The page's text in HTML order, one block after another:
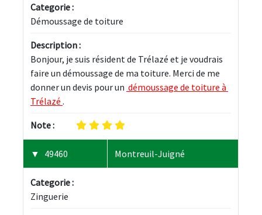
Categorie :
Démoussage de toiture
Description :
Bonjour, je suis résident de Trélazé et je voudrais
faire un démoussage de ma toiture. Merci de me
donner un devis pour un démoussage de toiture à
Trélazé .
Note :
49460 Montreuil-Juigné
Categorie :
Zinguerie